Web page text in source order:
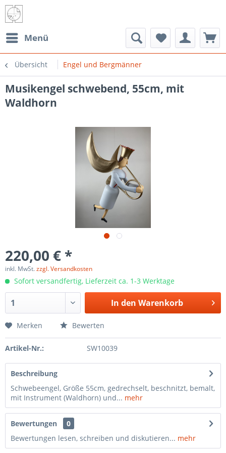
Menü
Übersicht Engel und Bergmänner
Musikengel schwebend, 55cm, mit
Waldhorn
220,00 € *
inkl. MwSt.zzgl. Versandkosten
Sofort versandfertig, Lieferzeit ca. 1-3 Werktage
In den Warenkorb
Merken Bewerten
Artikel-Nr.: SW10039
Beschreibung
Schwebeengel, Größe 55cm, gedrechselt, beschnitzt, bemalt,
mit Instrument (Waldhorn) und... mehr
Bewertungen
0
Bewertungen lesen, schreiben und diskutieren... mehr